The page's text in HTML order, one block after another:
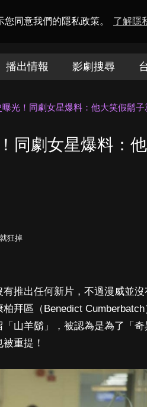
同意我們的隱私政策。 了解隱
播出情報 影劇搜尋
曝光！同劇女星爆料：他大笑假鬍
同劇女星爆料：
推出任何新片，不過漫威並
拜區（Benedict
山羊鬍」，被認為是為了「奇
重提！